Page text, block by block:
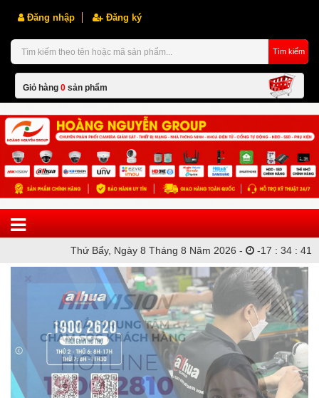
Đăng nhập Đăng ký
Tìm kiếm
Giỏ hàng 0 sản phẩm
Thứ Bẩy, Ngày 8 Tháng 8 Năm 2026 - -17 : 34 : 41